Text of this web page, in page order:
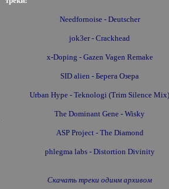
Needfornoise - Deutscher
jok3er - Crackhead
x-Doping - Gazen Vagen Remake
SID alien - Берега Озера
Urban Hype - Teknologi (Trim Silence Mix)
The Dominant Gene - Wisky
ASP Project - The Diamond
phlegma labs - Distortion Divinity
Скачать треки одинм архивом